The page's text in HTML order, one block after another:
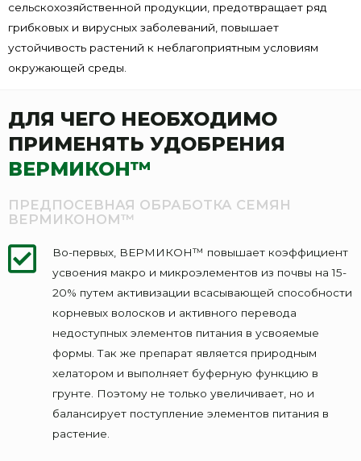
сельскохозяйственной продукции, предотвращает ряд
грибковых и вирусных заболеваний, повышает
устойчивость растений к неблагоприятным условиям
окружающей среды.
ДЛЯ ЧЕГО НЕОБХОДИМО
ПРИМЕНЯТЬ УДОБРЕНИЯ
ВЕРМИКОН™
ПРЕДПОСЕВНАЯ ОБРАБОТКА СЕМЯН
ВЕРМИКОНОМ™
Во-первых, ВЕРМИКОН™ повышает коэффициент
усвоения макро и микроэлементов из почвы на 15-
20% путем активизации всасывающей способности
корневых волосков и активного перевода
недоступных элементов питания в усвояемые
формы. Так же препарат является природным
хелатором и выполняет буферную функцию в
грунте. Поэтому не только увеличивает, но и
балансирует поступление элементов питания в
растение.